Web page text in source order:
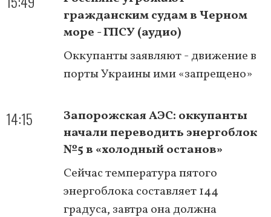
гражданским судам в Черном
море - ГПСУ (аудио)
Оккупанты заявляют - движение в
порты Украины ими «запрещено»
14:15
Запорожская АЭС: оккупанты
начали переводить энергоблок
№5 в «холодный останов»
Сейчас температура пятого
энергоблока составляет 144
градуса, завтра она должна